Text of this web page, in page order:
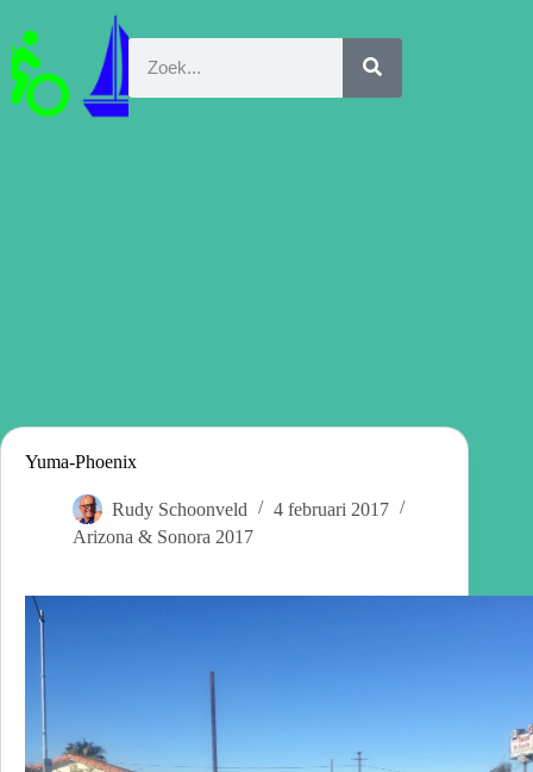
Yuma-Phoenix
Rudy Schoonveld
4 februari 2017
Arizona & Sonora 2017